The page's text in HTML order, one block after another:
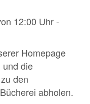
12:00 Uhr -
Homepage
und die
den
abholen.